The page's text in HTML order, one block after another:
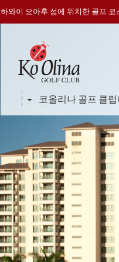
하와이 오아후 섬에 위치한 골프
코올리나 골프 클